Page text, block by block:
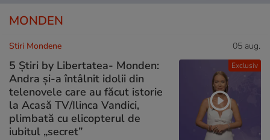
MONDEN
Exclusiv
Stiri Mondene 05 aug.
5 Știri by Libertatea- Monden:
Andra și-a întâlnit idolii din
telenovele care au făcut istorie
la Acasă TV/Ilinca Vandici,
plimbată cu elicopterul de
iubitul „secret”